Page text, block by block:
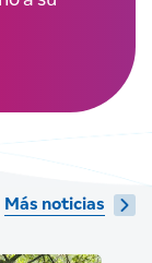
Más noticias